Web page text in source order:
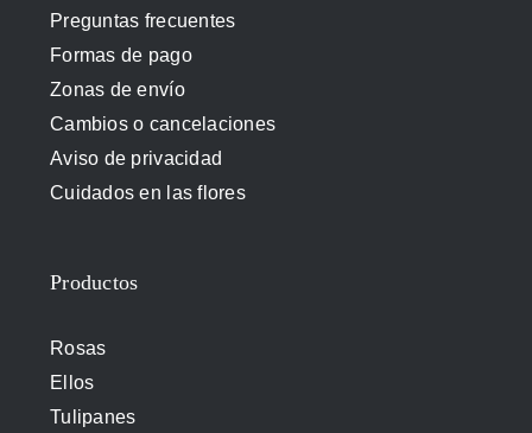
Preguntas frecuentes
Formas de pago
Zonas de envío
Cambios o cancelaciones
Aviso de privacidad
Cuidados en las flores
Productos
Rosas
Ellos
Tulipanes